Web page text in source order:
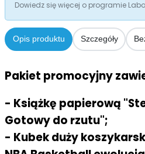
Dowiedz się więcej o programie
Opis produktu Szczegóły
Pakiet promocyjny
- Książkę papierową
Gotowy do rzutu";
- Kubek duży